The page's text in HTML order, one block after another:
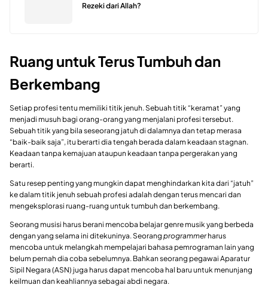
Rezeki dari Allah?
Ruang untuk Terus Tumbuh dan
Berkembang
Setiap profesi tentu memiliki titik jenuh. Sebuah titik “keramat” yang
menjadi musuh bagi orang-orang yang menjalani profesi tersebut.
Sebuah titik yang bila seseorang jatuh di dalamnya dan tetap merasa
“baik-baik saja”, itu berarti dia tengah berada dalam keadaan stagnan.
Keadaan tanpa kemajuan ataupun keadaan tanpa pergerakan yang
berarti.
Satu resep penting yang mungkin dapat menghindarkan kita dari “jatuh”
ke dalam titik jenuh sebuah profesi adalah dengan terus mencari dan
mengeksplorasi ruang-ruang untuk tumbuh dan berkembang.
Seorang musisi harus berani mencoba belajar genre musik yang berbeda
dengan yang selama ini ditekuninya. Seorang programmerharus
mencoba untuk melangkah mempelajari bahasa pemrograman lain yang
belum pernah dia coba sebelumnya. Bahkan seorang pegawai Aparatur
Sipil Negara (ASN) juga harus dapat mencoba hal baru untuk menunjang
keilmuan dan keahliannya sebagai abdi negara.